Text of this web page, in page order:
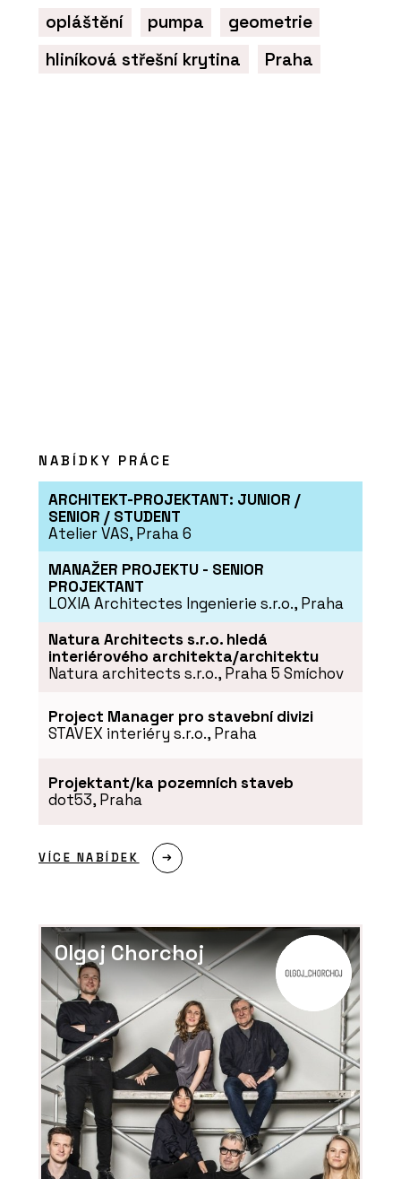
opláštění pumpa
geometrie
hliníková střešní krytina
Praha
NABÍDKY PRÁCE
ARCHITEKT-PROJEKTANT: JUNIOR /
SENIOR / STUDENT
Atelier VAS, Praha 6
MANAŽER PROJEKTU - SENIOR
PROJEKTANT
LOXIA Architectes Ingenierie s.r.o., Praha
Natura Architects s.r.o. hledá
interiérového architekta/architektu
Natura architects s.r.o., Praha 5 Smíchov
Project Manager pro stavební divizi
STAVEX interiéry s.r.o., Praha
Projektant/ka pozemních staveb
dot53, Praha
VÍCE NABÍDEK
Olgoj Chorchoj